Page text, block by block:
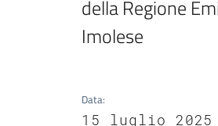
della Regione
Imolese
Data:
15 luglio 2025